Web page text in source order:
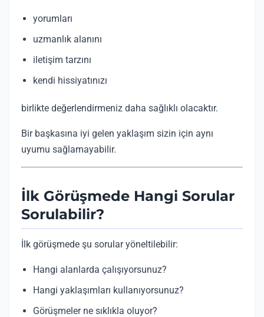
yorumları
uzmanlık alanını
iletişim tarzını
kendi hissiyatınızı
birlikte değerlendirmeniz daha sağlıklı olacaktır.
Bir başkasına iyi gelen yaklaşım sizin için aynı
uyumu sağlamayabilir.
İlk Görüşmede Hangi Sorular
Sorulabilir?
İlk görüşmede şu sorular yöneltilebilir:
Hangi alanlarda çalışıyorsunuz?
Hangi yaklaşımları kullanıyorsunuz?
Görüşmeler ne sıklıkla oluyor?